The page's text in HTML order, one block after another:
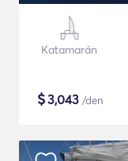
Katamarán
$3,043 /den